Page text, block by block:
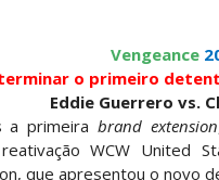
SLAM
Vengeance
o primeiro
Eddie Guerrero vs.
a primeira brand extension
WCW United
que apresentou o novo